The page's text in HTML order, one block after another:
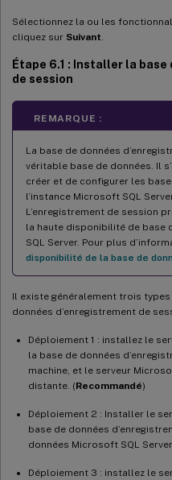
Sélectionnez la ou les
cliquez sur Suivant
Étape 6.1 : Installer la
de session
REMARQUE :
La base de données
véritable base de données. Il
créer et de configurer les
l’instance Microsoft SQL
L’enregistrement de session
la haute disponibilité de base
SQL Server. Pour plus
disponibilité de la base de
Il existe généralement trois
données d’enregistrement de
Déploiement 1 : installez le
la base de données
machine, et le serveur
distante. (Recommandé)
Déploiement 2 : Installer le
base de données
données Microsoft SQL
Déploiement 3 : installez le